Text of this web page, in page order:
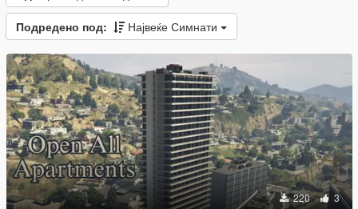
Подредено под: Највеќе Симнати
220 3